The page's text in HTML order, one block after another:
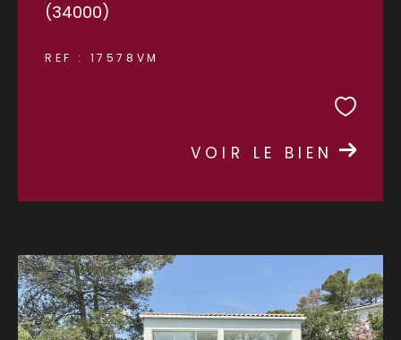
(34000)
REF : 17578VM
VOIR LE BIEN